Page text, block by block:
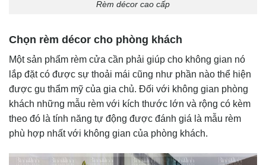
Rèm décor cao cấp
Chọn rèm décor cho phòng khách
Một sản phẩm rèm cửa cần phải giúp cho không gian nó
lắp đặt có được sự thoải mái cũng như phần nào thể hiện
được gu thẩm mỹ của gia chủ. Đối với không gian phòng
khách những mẫu rèm với kích thước lớn và rộng có kèm
theo đó là tính năng tự động được đánh giá là mẫu rèm
phù hợp nhất với không gian của phòng khách.